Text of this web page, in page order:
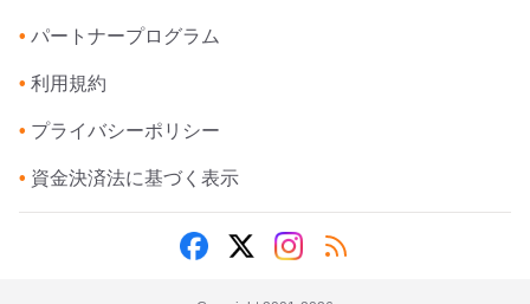
• パートナープログラム
• 利用規約
• プライバシーポリシー
• 資金決済法に基づく表示